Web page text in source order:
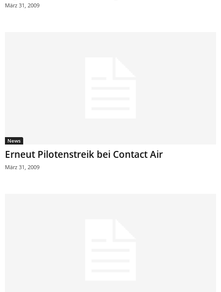
März 31, 2009
News
Erneut Pilotenstreik bei Contact Air
März 31, 2009